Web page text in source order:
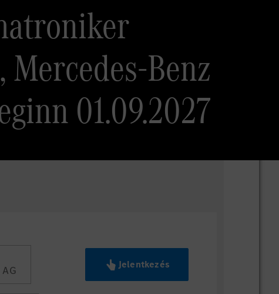
Benz
01.09.2027
Jelentkezés